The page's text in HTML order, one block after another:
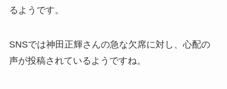
るようです。
SNSでは神田正輝さんの急な欠席に対し、心配の
声が投稿されているようですね。